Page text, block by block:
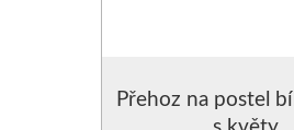
Přehoz na postel
s květy